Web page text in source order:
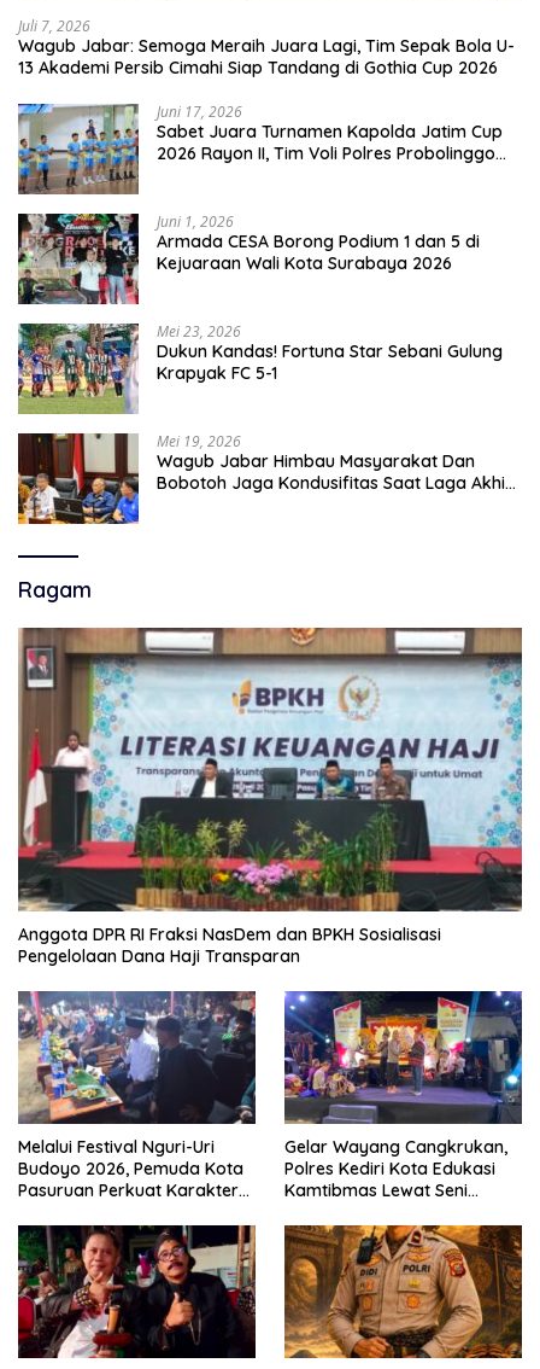
Juli 7, 2026
Wagub Jabar: Semoga Meraih Juara Lagi, Tim Sepak Bola U-
13 Akademi Persib Cimahi Siap Tandang di Gothia Cup 2026
Juni 17, 2026
Sabet Juara Turnamen Kapolda Jatim Cup
2026 Rayon II, Tim Voli Polres Probolinggo
Juni 1, 2026
Armada CESA Borong Podium 1 dan 5 di
Kejuaraan Wali Kota Surabaya 2026
Mei 23, 2026
Dukun Kandas! Fortuna Star Sebani Gulung
Krapyak FC 5-1
Mei 19, 2026
Wagub Jabar Himbau Masyarakat Dan
Bobotoh Jaga Kondusifitas Saat Laga Akhir
Ragam
Anggota DPR RI Fraksi NasDem dan BPKH Sosialisasi
Pengelolaan Dana Haji Transparan
Melalui Festival Nguri-Uri
Budoyo 2026, Pemuda Kota
Pasuruan Perkuat Karakter
Narkoba
Gelar Wayang Cangkrukan,
Polres Kediri Kota Edukasi
Kamtibmas Lewat Seni